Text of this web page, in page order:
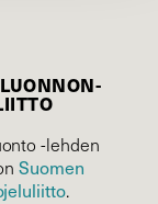
-lehden
Suomen
.